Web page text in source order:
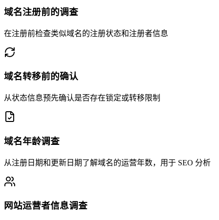
域名注册前的调查
在注册前检查类似域名的注册状态和注册者信息
域名转移前的确认
从状态信息预先确认是否存在锁定或转移限制
域名年龄调查
从注册日期和更新日期了解域名的运营年数，用于 SEO 分析
网站运营者信息调查